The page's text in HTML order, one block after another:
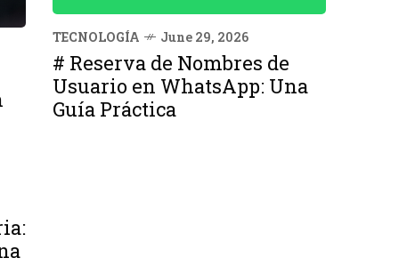
TECNOLOGÍA June 29, 2026
# Reserva de Nombres de
Usuario en WhatsApp: Una
Guía Práctica